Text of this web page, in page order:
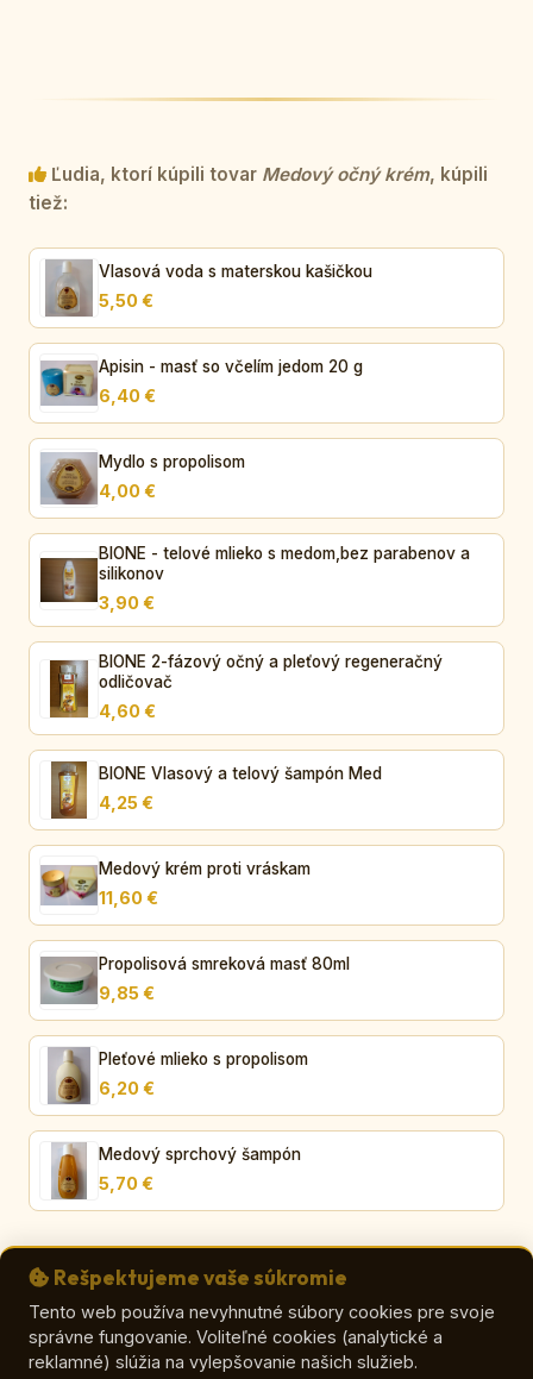
Ľudia, ktorí kúpili tovar Medový očný krém, kúpili
tiež:
Vlasová voda s materskou kašičkou
5,50 €
Apisin - masť so včelím jedom 20 g
6,40 €
Mydlo s propolisom
4,00 €
BIONE - telové mlieko s medom,bez parabenov a
silikonov
3,90 €
BIONE 2-fázový očný a pleťový regeneračný
odličovač
4,60 €
BIONE Vlasový a telový šampón Med
4,25 €
Medový krém proti vráskam
11,60 €
Propolisová smreková masť 80ml
9,85 €
Pleťové mlieko s propolisom
6,20 €
Medový sprchový šampón
5,70 €
© VČELA – Viera Orličková
E-shop|Kontakt|Zaujímavosti o mede|O mede|Ako vybrať med
Rešpektujeme vaše súkromie
Tento web používa nevyhnutné súbory cookies pre svoje
správne fungovanie. Voliteľné cookies (analytické a
reklamné) slúžia na vylepšovanie našich služieb.